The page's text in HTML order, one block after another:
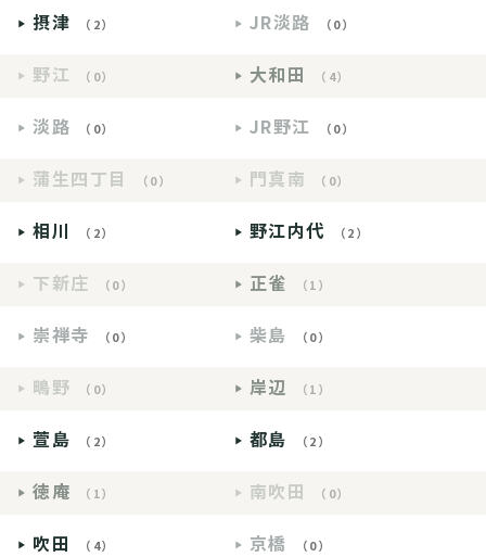
摂津 （2） JR淡路 （0）
野江 （0） 大和田 （4）
淡路 （0） JR野江 （0）
蒲生四丁目 （0） 門真南 （0）
相川 （2） 野江内代 （2）
下新庄 （0） 正雀 （1）
崇禅寺 （0） 柴島 （0）
鴫野 （0） 岸辺 （1）
萱島 （2） 都島 （2）
徳庵 （1） 南吹田 （0）
吹田 （4） 京橋 （0）